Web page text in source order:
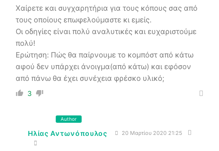
Χαίρετε και συγχαρητήρια για τους κόπους σας από
τους οποίους επωφελούμαστε κι εμείς.
Οι οδηγίες είναι πολύ αναλυτικές και ευχαριστούμε
πολύ!
Ερώτηση: Πώς θα παίρνουμε το κομπόστ από κάτω
αφού δεν υπάρχει άνοιγμα(από κάτω) και εφόσον
από πάνω θα έχει συνέχεια φρέσκο υλικό;
3
Author
Ηλίας Αντωνόπουλος 20 Μαρτίου 2020 21:25